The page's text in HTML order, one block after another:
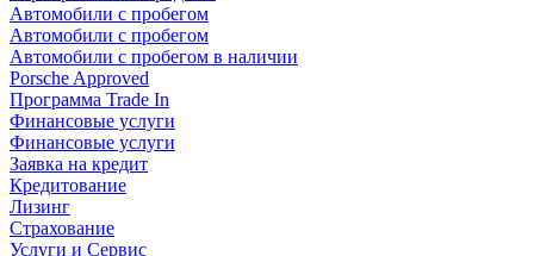
Автомобили с пробегом
Автомобили с пробегом
Автомобили с пробегом в наличии
Porsche Approved
Программа Trade In
Финансовые услуги
Финансовые услуги
Заявка на кредит
Кредитование
Лизинг
Страхование
Услуги и Сервис